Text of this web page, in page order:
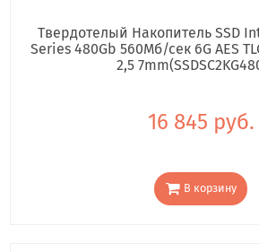
Твердотелый Накопитель SSD
Series 480Gb 560Мб/сек 6G AES
2,5
16 845 руб.
В корзину